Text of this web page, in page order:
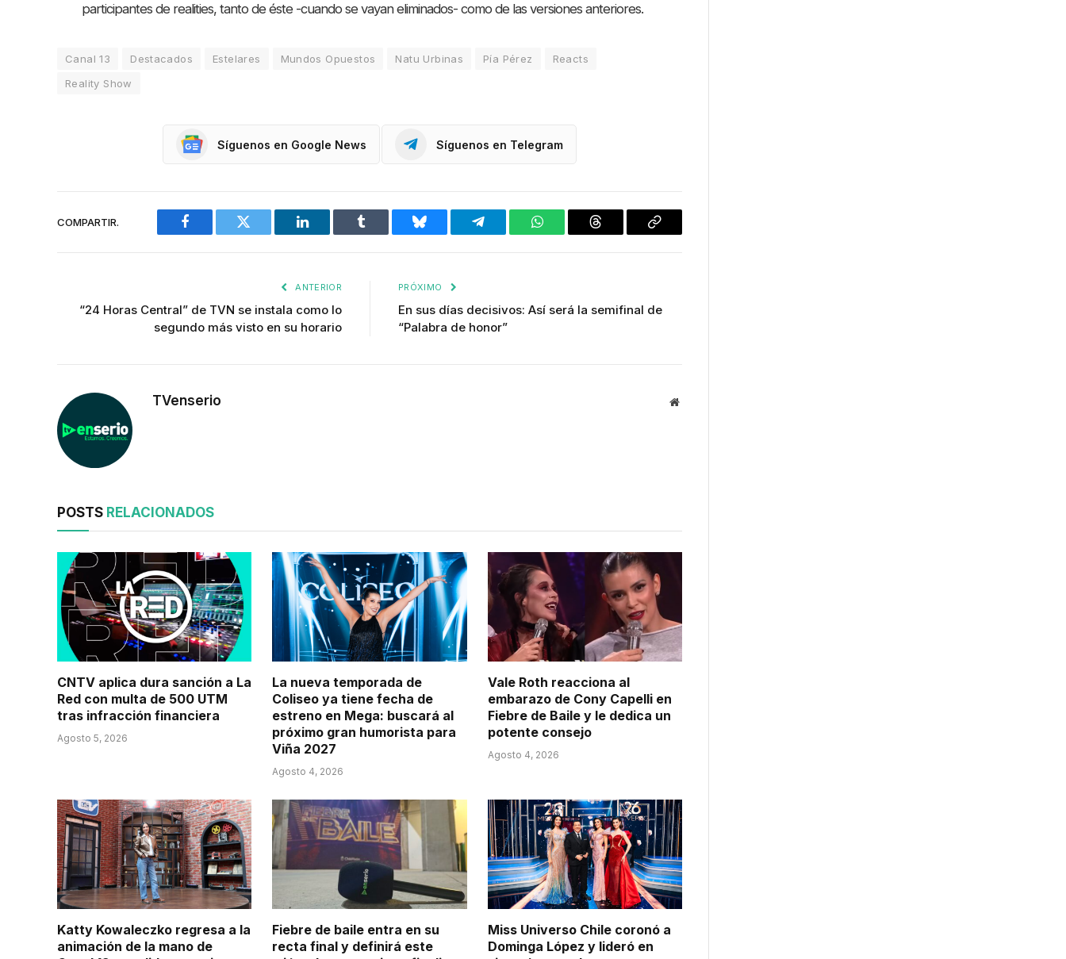
participantes de realities, tanto de éste -cuando se vayan eliminados- como de las versiones anteriores.
Canal 13 Destacados Estelares Mundos Opuestos Natu Urbinas Pía Pérez
Reacts
Reality Show
Síguenos en Google News Síguenos en Telegram
COMPARTIR.
Facebook Twitter LinkedIn Tumblr Bluesky Telegram WhatsAppThreads
Copiar
ANTERIOR
“24 Horas Central” de TVN se instala como lo
segundo más visto en su horario
PRÓXIMO
En sus días decisivos: Así será la semifinal de
“Palabra de honor”
TVenserio Website
POSTS RELACIONADOS
CNTV aplica dura sanción a La
Red con multa de 500 UTM
tras infracción financiera
Agosto 5, 2026
La nueva temporada de
Coliseo ya tiene fecha de
estreno en Mega: buscará al
próximo gran humorista para
Viña 2027
Agosto 4, 2026
Vale Roth reacciona al
embarazo de Cony Capelli en
Fiebre de Baile y le dedica un
potente consejo
Agosto 4, 2026
Katty Kowaleczko regresa a la
animación de la mano de
Fiebre de baile entra en su
recta final y definirá este
Miss Universo Chile coronó a
Dominga López y lideró en